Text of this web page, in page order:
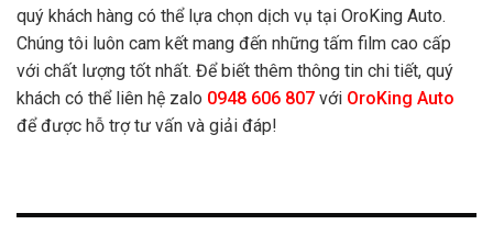
quý khách hàng có thể lựa chọn dịch vụ tại OroKing Auto.
Chúng tôi luôn cam kết mang đến những tấm film cao cấp
với chất lượng tốt nhất. Để biết thêm thông tin chi tiết, quý
khách có thể liên hệ zalo 0948 606 807 với OroKing Auto
để được hỗ trợ tư vấn và giải đáp!